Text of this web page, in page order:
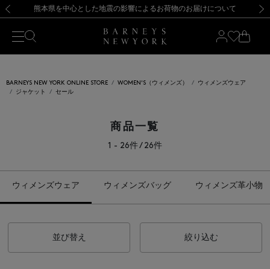
新規登録のお客様も対象！＜MY BARNEYS＞会員のお客様は11,000円（税込）以上のお買上げで常時送料無料！お買い物の際は会員登録を！
【夏季休業に伴う返品・交換承り一時停止のお知らせ】（2026.8.5）
熊本県を中心とした地震の影響によるお荷物のお届けについて
【開催中】SUMMER SALEのご案内・ご注意事項 新規登録のお客様も対象！＜MY BARNEYS＞会員のお客様は11,000円（税込）以上のお買上げで常時送料無料！お買い物の際は会員登録を！
【夏季休業に伴う返品・交換承り一時停止のお知らせ】（2026.8.5）
BARNEYS NEW YORK ONLINE STORE WOMEN'S（ウィメンズ）
ウィメンズウェア
ジャケット
セール
商品一覧
1 - 26件 / 26件
ウィメンズウェア ウィメンズバッグ ウィメンズ革小物
並び替え 絞り込む